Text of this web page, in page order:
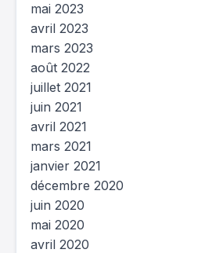
mai 2023
avril 2023
mars 2023
août 2022
juillet 2021
juin 2021
avril 2021
mars 2021
janvier 2021
décembre 2020
juin 2020
mai 2020
avril 2020